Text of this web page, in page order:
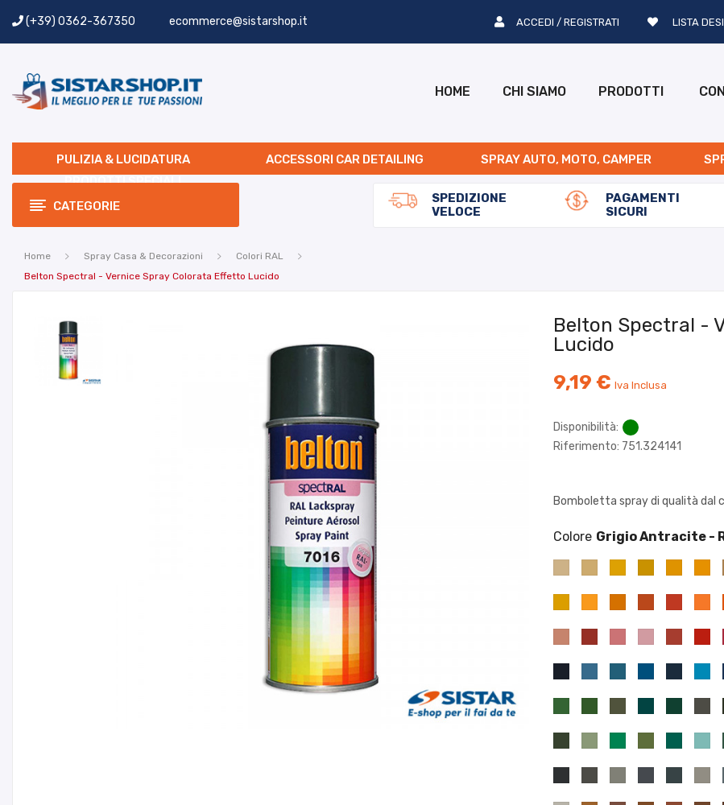
(+39) 0362-367350 ecommerce@sistarshop.it ACCEDI / REGISTRATI LISTA
HOME CHI SIAMO PRODOTTI
PULIZIA & LUCIDATURA ACCESSORI CAR DETAILING SPRAY AUTO, MOTO, CAMPER
PRODOTTI SPECIALI
CATEGORIE
Home Spray Casa & Decorazioni
Colori RAL
Belton Spectral - Vernice Spray Colorata Effetto Lucido
SPEDIZIONE
VELOCE
PAGAMENTI
SICURI
Belton Spectral -
Lucido
9,19 € Iva Inclusa
Disponibilità:
Riferimento: 751.324141
Bomboletta spray di qualità dal
Colore